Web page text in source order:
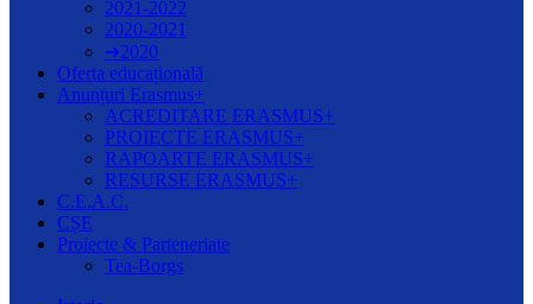
2021-2022
2020-2021
➔2020
Oferta educațională
Anunțuri Erasmus+
ACREDITARE ERASMUS+
PROIECTE ERASMUS+
RAPOARTE ERASMUS+
RESURSE ERASMUS+
C.E.A.C.
CȘE
Proiecte & Parteneriate
Tea-Borgs